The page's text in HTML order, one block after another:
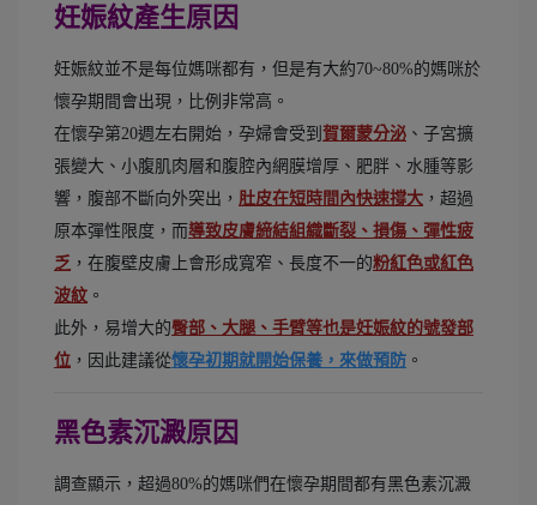
妊娠紋產生原因
妊娠紋並不是每位媽咪都有，但是有大約70~80%的媽咪於
懷孕期間會出現，比例非常高。
在懷孕第20週左右開始，孕婦會受到 賀爾蒙分泌 、子宮擴
張變大、小腹肌肉層和腹腔內網膜增厚、肥胖、水腫等影
響，腹部不斷向外突出， 肚皮在短時間內快速撐大 ，超過
原本彈性限度，而導致皮膚締結組織斷裂、損傷、彈性疲
乏 ，在腹壁皮膚上會形成寬窄、長度不一的粉紅色或紅色
波紋 。
此外，易增大的臀部、大腿、手臂等也是妊娠紋的號發部
位 ，因此建議從懷孕初期就開始保養，來做預防 。
黑色素沉澱原因
調查顯示，超過80%的媽咪們在懷孕期間都有黑色素沉澱